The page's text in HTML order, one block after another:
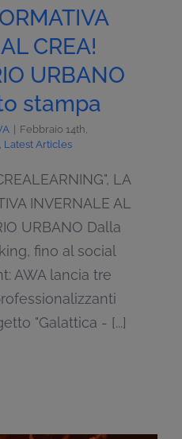
CREA!
URBANO
stampa
Febbraio 14th,
, Latest Articles
LA
INVERNALE AL
URBANO Dalla
fino al social
AWA lancia tre
"Galattica - [...]